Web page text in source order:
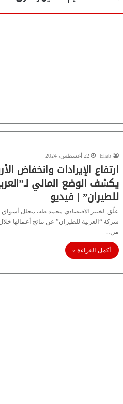
Ehab 22 أغسطس، 2024
ارتفاع الإيرادات وانخفاض
يكشف الوضع المالي
للطيران” | فيديو
علّق الخبير الاقتصادي محمد طه، محلل أسواق
شركة “العربية للطيران” عن نتائج أعمالها خلال
من…
أكمل القراءة »